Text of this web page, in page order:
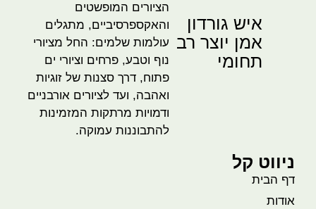
איש גורדון
אמן יוצר רב
תחומי
הציורים המופשטים
והאקספרסיביים, מתגלים
עולמות שלמים: החל מציורי
נוף וטבע, פרחים וציורי ים
פתוח, דרך סצנות של זוגיות
ואהבה, ועד לציורים אורבניים
ודמויות מרתקות המזמינות
להתבוננות עמוקה.
ניווט קל
דף הבית
אודות